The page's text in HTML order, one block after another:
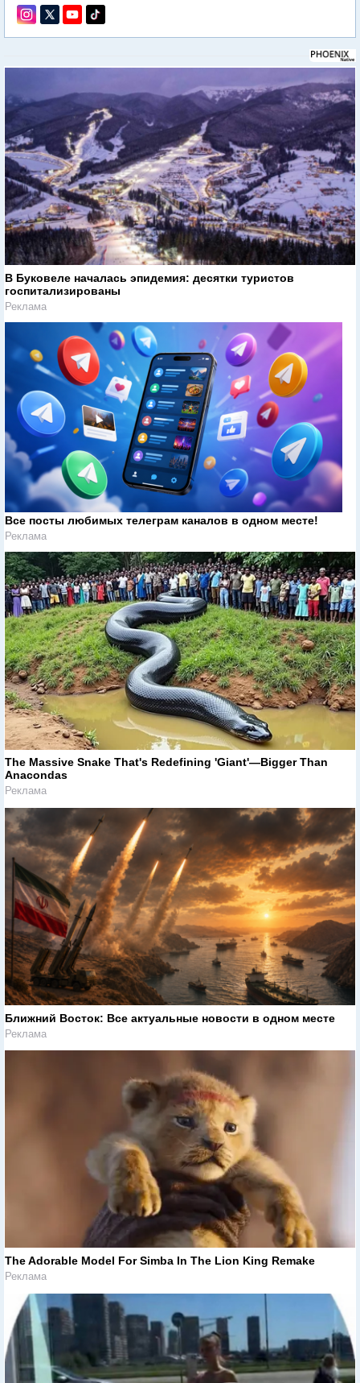
В Буковеле началась эпидемия: десятки туристов
госпитализированы
Реклама
Все посты любимых телеграм каналов в одном месте!
Реклама
The Massive Snake That's Redefining 'Giant'—Bigger Than
Anacondas
Реклама
Ближний Восток: Все актуальные новости в одном месте
Реклама
The Adorable Model For Simba In The Lion King Remake
Реклама